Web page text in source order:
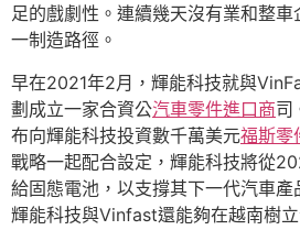
足的戲劇性。連續幾天沒有業和整
一制造路徑。
早在2021年2月，輝能科技就與
劃成立一家合資公汽車零件進口商司
布向輝能科技投資數千萬美元福斯零
戰略一起配合設定，輝能科技將從
給固態電池，以支撐其下一代汽車產
輝能科技與Vinfast還能夠在越南樹